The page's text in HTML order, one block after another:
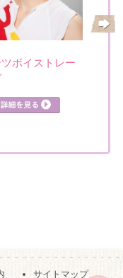
ボイストレー
サイトマップ